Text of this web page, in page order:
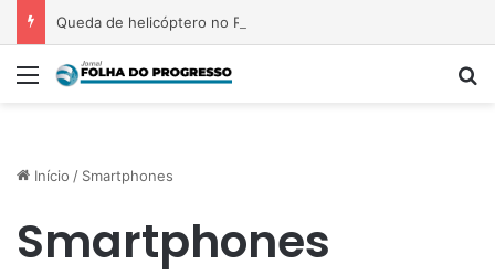
Menu
Início / Smartphones
Smartphones